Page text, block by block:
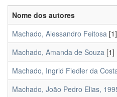
Nome dos autores
Machado, Alessandro Feitosa [1]
Machado, Amanda de Souza [1]
Machado, Ingrid Fiedler da
Machado, João Pedro Elias,